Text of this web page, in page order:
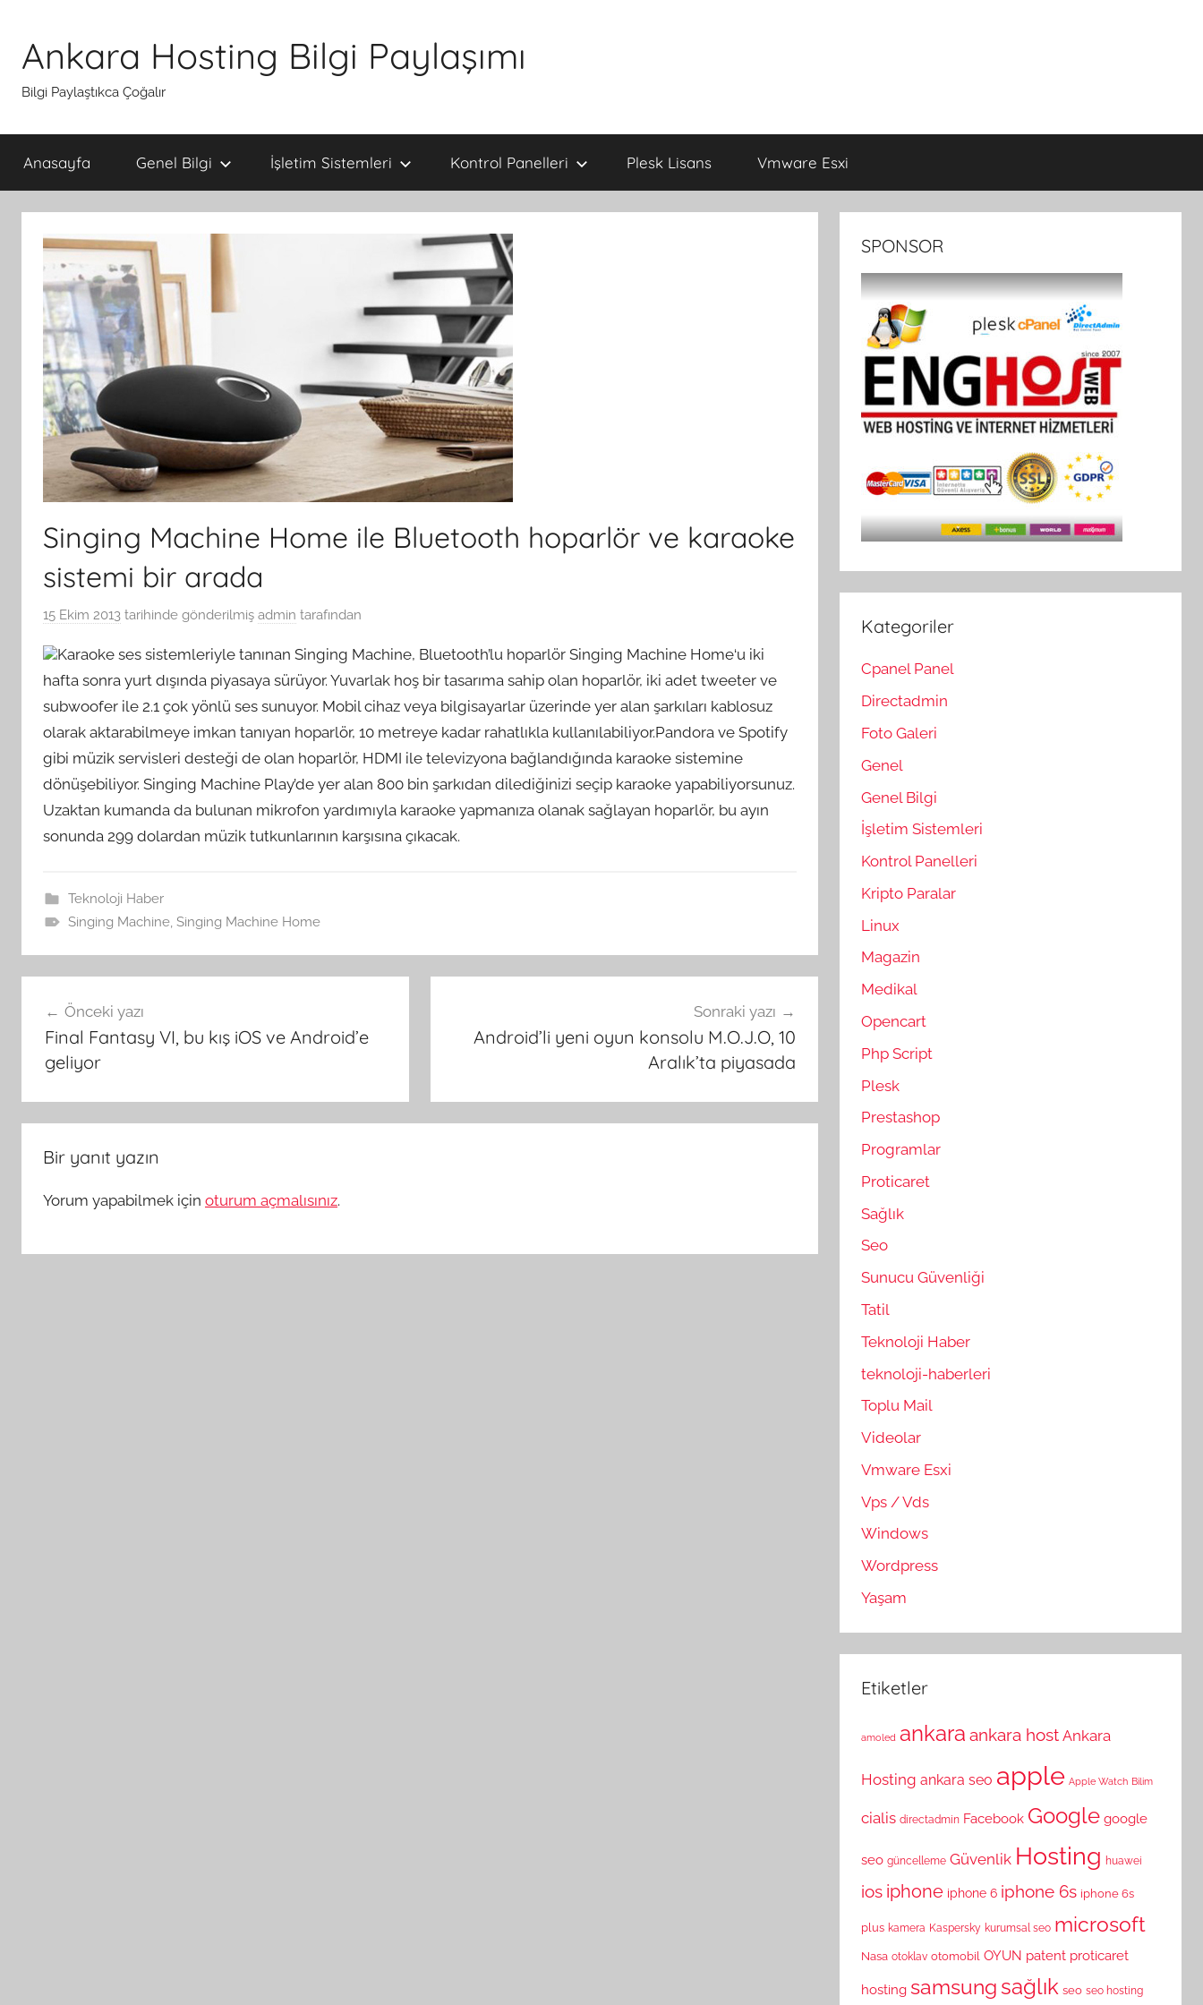
Ankara Hosting Bilgi Paylaşımı
Bilgi Paylaştıkca Çoğalır
Anasayfa Genel Bilgi İşletim Sistemleri Kontrol Panelleri Plesk Lisans Vmware Esxi
Singing Machine Home ile Bluetooth hoparlör ve karaoke
sistemi bir arada
15 Ekim 2013 tarihinde gönderilmiş admin tarafından
Karaoke ses sistemleriyle tanınan Singing Machine, Bluetooth’lu hoparlör Singing Machine Home‘u iki
hafta sonra yurt dışında piyasaya sürüyor. Yuvarlak hoş bir tasarıma sahip olan hoparlör, iki adet tweeter ve
subwoofer ile 2.1 çok yönlü ses sunuyor. Mobil cihaz veya bilgisayarlar üzerinde yer alan şarkıları kablosuz
olarak aktarabilmeye imkan tanıyan hoparlör, 10 metreye kadar rahatlıkla kullanılabiliyor.Pandora ve Spotify
gibi müzik servisleri desteği de olan hoparlör, HDMI ile televizyona bağlandığında karaoke sistemine
dönüşebiliyor. Singing Machine Play’de yer alan 800 bin şarkıdan dilediğinizi seçip karaoke yapabiliyorsunuz.
Uzaktan kumanda da bulunan mikrofon yardımıyla karaoke yapmanıza olanak sağlayan hoparlör, bu ayın
sonunda 299 dolardan müzik tutkunlarının karşısına çıkacak.
Teknoloji Haber
Singing Machine, Singing Machine Home
gezinmesi
Önceki yazı
Final Fantasy VI, bu kış iOS ve Android’e
geliyor
Sonraki yazı
Android’li yeni oyun konsolu M.O.J.O, 10
Aralık’ta piyasada
Bir yanıt yazın
Yorum yapabilmek için oturum açmalısınız.
SPONSOR
Kategoriler
Cpanel Panel
Directadmin
Foto Galeri
Genel
Genel Bilgi
İşletim Sistemleri
Kontrol Panelleri
Kripto Paralar
Linux
Magazin
Medikal
Opencart
Php Script
Plesk
Prestashop
Programlar
Proticaret
Sağlık
Seo
Sunucu Güvenliği
Tatil
Teknoloji Haber
teknoloji-haberleri
Toplu Mail
Videolar
Vmware Esxi
Vps / Vds
Windows
Wordpress
Yaşam
Etiketler
amoled ankara ankara host Ankara
Hosting ankara seo apple Apple Watch Bilim
cialis directadmin Facebook Google google
seo güncelleme Güvenlik Hosting huawei
ios iphone iphone 6 iphone 6s iphone 6s
plus kamera Kaspersky kurumsal seo microsoft
Nasa otoklav otomobil OYUN patent proticaret
hosting samsung sağlık seo seo hosting